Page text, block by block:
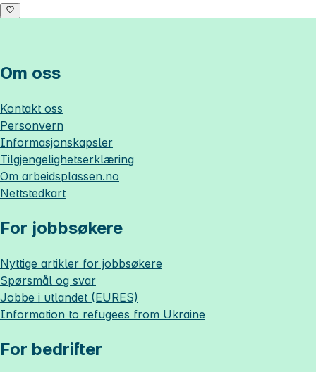
Om oss
Kontakt oss
Personvern
Informasjonskapsler
Tilgjengelighetserklæring
Om arbeidsplassen.no
Nettstedkart
For jobbsøkere
Nyttige artikler for jobbsøkere
Spørsmål og svar
Jobbe i utlandet (EURES)
Information to refugees from Ukraine
For bedrifter